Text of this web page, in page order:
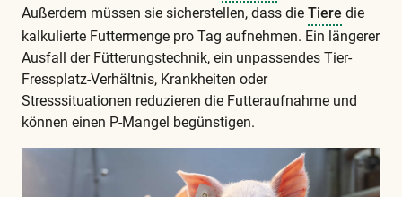
Außerdem müssen sie sicherstellen, dass die Tiere die
kalkulierte Futtermenge pro Tag aufnehmen. Ein längerer
Ausfall der Fütterungstechnik, ein unpassendes Tier-
Fressplatz-Verhältnis, Krankheiten oder
Stresssituationen reduzieren die Futteraufnahme und
können einen P-Mangel begünstigen.